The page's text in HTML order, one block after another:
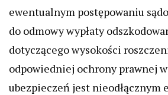
ewentualnym postępowaniu
do odmowy wypłaty
dotyczącego wysokości
odpowiedniej ochrony prawnej
ubezpieczeń jest nieodłącznym